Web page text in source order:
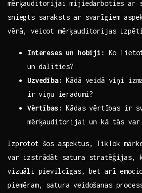
mērķauditorijai mijiedarboties ar
sniegts saraksts ar svarīgiem​
vērā,​ veicot mērķauditorijas
Intereses un hobiji:
Ko
un ⁢dalīties?
Uzvedība: Kādā ‍veidā viņi
ir ⁤viņu ieradumi?
Vērtības: Kādas⁢ vērtības ir⁣
mērķauditorijai un kā tās
Izprotot šos aspektus, TikTok
var‍ izstrādāt satura stratēģijas,
vizuāli⁤ pievilcīgas, bet arī
piemēram, satura veidošanas